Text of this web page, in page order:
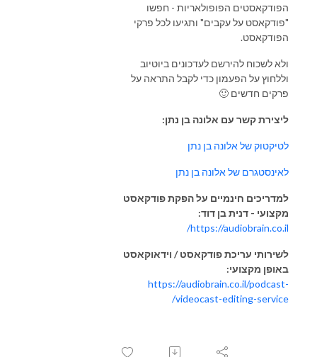
הפודקאסטים הפופולאריות - חפשו
"פודקאסט על עקבים" ותגיעו לכל פרקי
הפודקאסט.
ולא לשכוח להירשם לעדכונים ביוטיוב
וללחוץ על הפעמון כדי לקבל התראה על
פרקים חדשים 🙂
ליצירת קשר עם אלונה בן נתן:
לטיקטוק של אלונה בן נתן
לאינסטגרם של אלונה בן נתן
למדריכים חינמיים על הפקת פודקאסט
מקצועי - דנית בן דוד:
https://audiobrain.co.il/
לשירותי עריכת פודקאסט / וידאוקאסט
באופן מקצועי:
https://audiobrain.co.il/podcast-
videocast-editing-service/